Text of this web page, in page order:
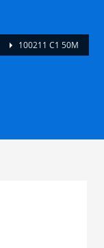
100211 C1 50M